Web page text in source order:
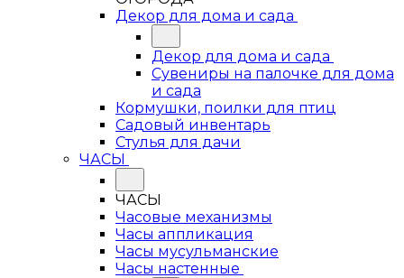
Декор для дома и сада
Декор для дома и сада
Сувениры на палочке для дома
и сада
Кормушки, поилки для птиц
Садовый инвентарь
Стулья для дачи
ЧАСЫ
ЧАСЫ
Часовые механизмы
Часы аппликация
Часы мусульманские
Часы настенные